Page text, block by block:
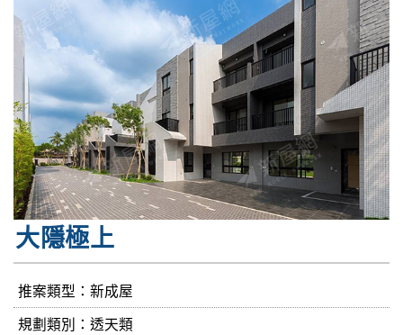
大隱極上
推案類型：新成屋
規劃類別：透天類